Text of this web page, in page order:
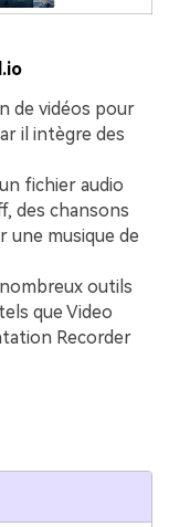
de vidéos pour
il intègre des
fichier audio
des chansons
une musique de
outils
que Video
Recorder